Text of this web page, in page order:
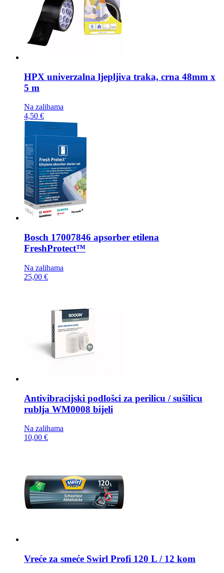
HPX univerzalna ljepljiva traka, crna 48mm x
5 m
Na zalihama
4,50 €
Bosch 17007846 apsorber etilena
FreshProtect™
Na zalihama
25,00 €
Antivibracijski podlošci za perilicu / sušilicu
rublja WM0008 bijeli
Na zalihama
10,00 €
Vreće za smeće Swirl Profi 120 L / 12 kom